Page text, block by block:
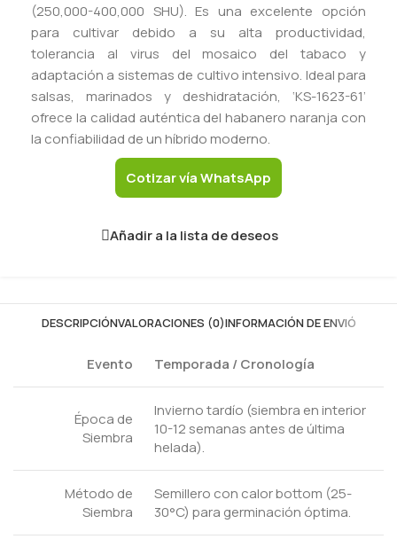
(250,000-400,000 SHU). Es una excelente opción
para cultivar debido a su alta productividad,
tolerancia al virus del mosaico del tabaco y
adaptación a sistemas de cultivo intensivo. Ideal para
salsas, marinados y deshidratación, ‘KS-1623-61’
ofrece la calidad auténtica del habanero naranja con
la confiabilidad de un híbrido moderno.
Cotizar vía WhatsApp
Añadir a la lista de deseos
DESCRIPCIÓNVALORACIONES (0)INFORMACIÓN DE ENVIÓ
Evento Temporada / Cronología
Época de
Siembra
Invierno tardío (siembra en interior
10-12 semanas antes de última
helada).
Método de
Siembra
Semillero con calor bottom (25-
30°C) para germinación óptima.